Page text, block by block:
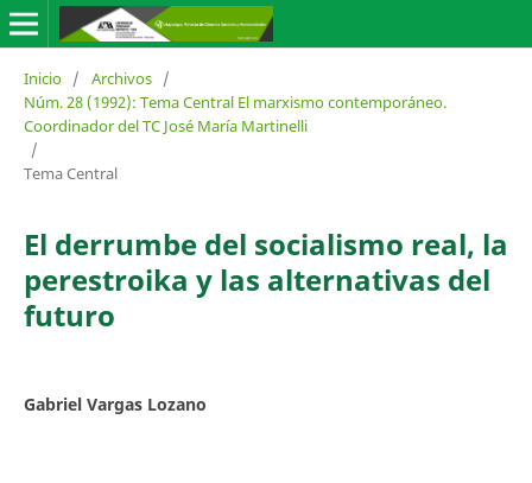
Inicio / Archivos /
Núm. 28 (1992): Tema Central El marxismo contemporáneo.
Coordinador del TC José María Martinelli
/
Tema Central
El derrumbe del socialismo real, la
perestroika y las alternativas del
futuro
Gabriel Vargas Lozano